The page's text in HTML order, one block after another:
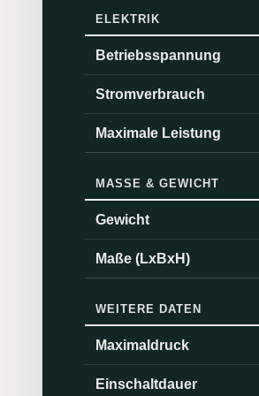
ELEKTRIK
Betriebsspannung
Stromverbrauch
Maximale Leistung
MASSE & GEWICHT
Gewicht
Maße (LxBxH)
WEITERE DATEN
Maximaldruck
Einschaltdauer